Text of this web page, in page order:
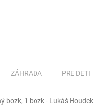
ZÁHRADA PRE DETI
bozk, 1 bozk - Lukáš Houdek